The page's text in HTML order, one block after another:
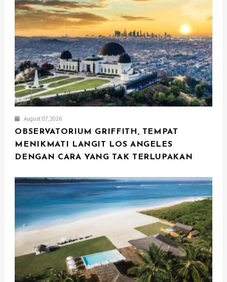
I
O
N
August 07, 2026
OBSERVATORIUM GRIFFITH, TEMPAT
MENIKMATI LANGIT LOS ANGELES
DENGAN CARA YANG TAK TERLUPAKAN